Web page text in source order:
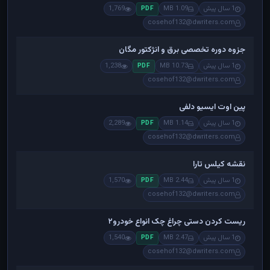
1 سال پیش 1.09 MB
PDF
1,769
cosehof132@dwriters.com
جزوه دوره تخصصی برق و انژکتور مگان
1 سال پیش 10.73 MB
PDF
1,238
cosehof132@dwriters.com
پین اوت ایسیو دلفی
1 سال پیش 1.14 MB
PDF
2,289
cosehof132@dwriters.com
نقشه کیلس تارا
1 سال پیش 2.44 MB
PDF
1,570
cosehof132@dwriters.com
ریست کردن دستی چراغ چک انواع خودرو۲
1 سال پیش 2.47 MB
PDF
1,540
cosehof132@dwriters.com